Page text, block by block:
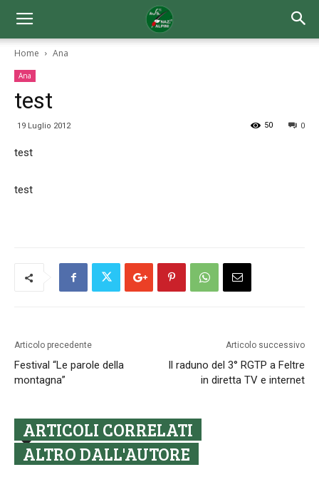
Home Ana
Ana
test
19 Luglio 2012 0
50
test
test
Articolo precedente
Festival “Le parole della
montagna”
Articolo successivo
Il raduno del 3° RGTP a Feltre
in diretta TV e internet
ARTICOLI CORRELATI
ALTRO DALL'AUTORE